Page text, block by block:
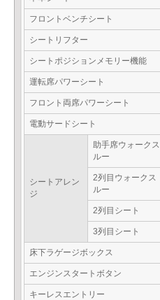
フロントベンチシート
シートリフター
シートポジションメモリー機能
運転席パワーシート
フロント両席パワーシート
電動サードシート
シートアレン
ジ
助手席ウォークス
ルー
2列目ウォークス
ルー
2列目シート
3列目シート
床下ラゲージボックス
エンジンスタートボタン
キーレスエントリー